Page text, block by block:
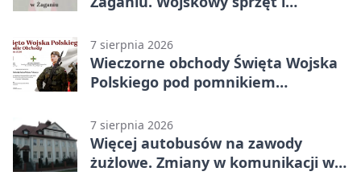
7 sierpnia 2026
Wieczorne obchody Święta Wojska
Polskiego pod pomnikiem
7 sierpnia 2026
Więcej autobusów na zawody
żużlowe. Zmiany w komunikacji w